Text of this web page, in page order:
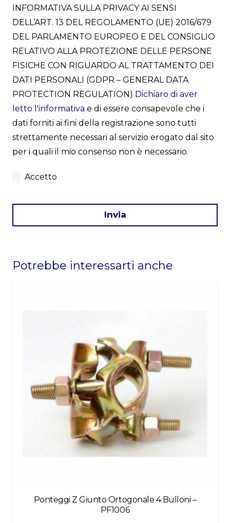
INFORMATIVA SULLA PRIVACY AI SENSI
DELL’ART. 13 DEL REGOLAMENTO (UE) 2016/679
DEL PARLAMENTO EUROPEO E DEL CONSIGLIO
RELATIVO ALLA PROTEZIONE DELLE PERSONE
FISICHE CON RIGUARDO AL TRATTAMENTO DEI
DATI PERSONALI (GDPR – GENERAL DATA
PROTECTION REGULATION) Dichiaro di aver
letto l'informativa e di essere consapevole che i
dati forniti ai fini della registrazione sono tutti
strettamente necessari al servizio erogato dal sito
per i quali il mio consenso non è necessario.
Accetto
Invia
should
Potrebbe interessarti anche
Ponteggi Z Giunto Ortogonale 4 Bulloni –
PF1006